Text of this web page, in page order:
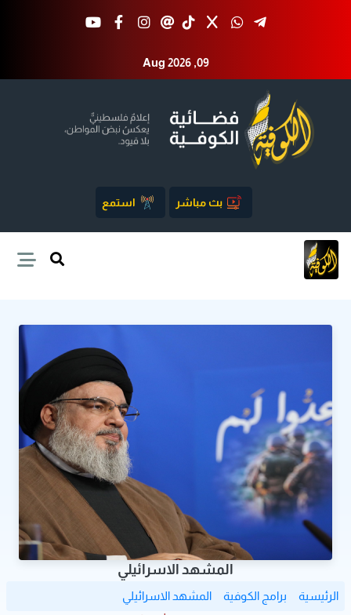
Aug 2026 ,09
بث مباشر استمع
المشهد الاسرائيلي
الرئيسية برامج الكوفية المشهد الاسرائيلي